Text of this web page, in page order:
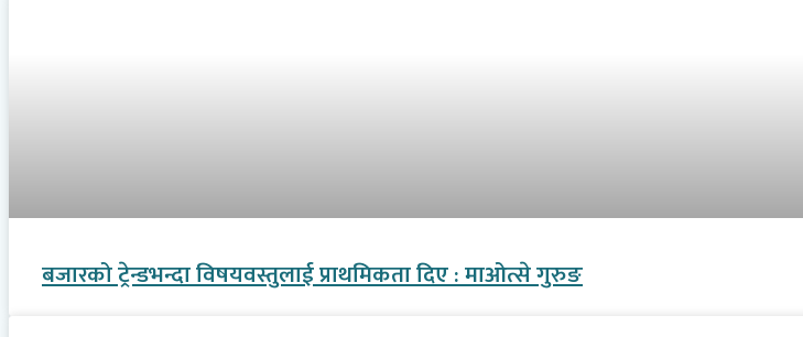
बजारको ट्रेन्डभन्दा विषयवस्तुलाई प्राथमिकता दिए : माओत्से गुरुङ